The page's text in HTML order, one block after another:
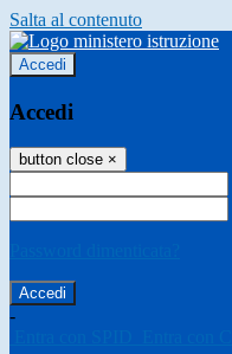
Salta al contenuto
Accedi
Accedi
button close ×
-